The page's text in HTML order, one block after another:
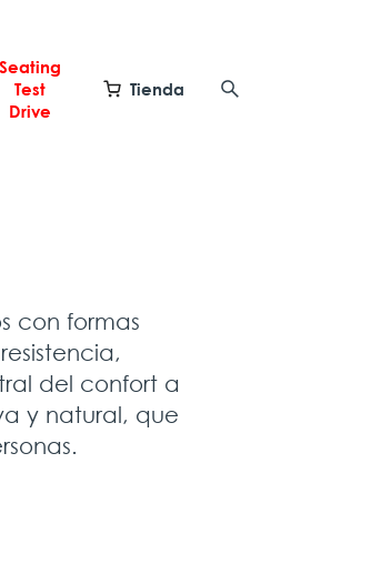
Seating
Test
Drive
Tienda
con formas
del confort a
y natural, que